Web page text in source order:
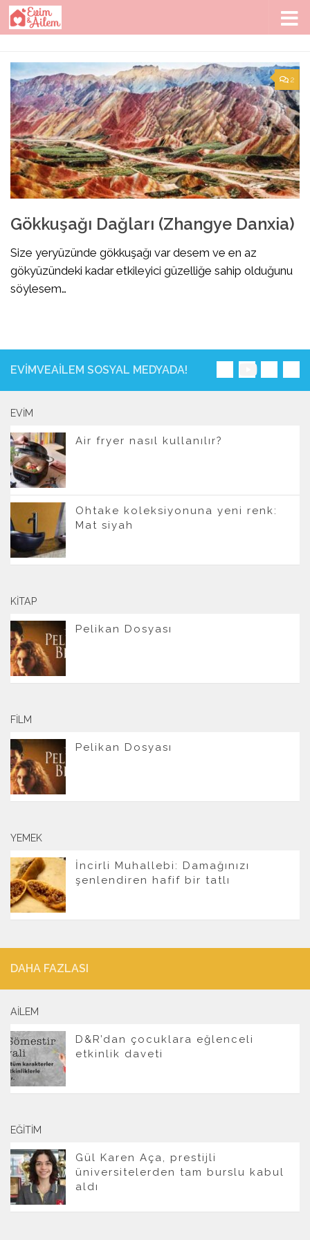
Skip to content
2
Gökkuşağı Dağları (Zhangye Danxia)
Size yeryüzünde gökkuşağı var desem ve en az
gökyüzündeki kadar etkileyici güzelliğe sahip olduğunu
söylesem…
EVIMVEAILEM SOSYAL MEDYADA!
EVIM
Air fryer nasıl kullanılır?
Ohtake koleksiyonuna yeni renk:
Mat siyah
KITAP
Pelikan Dosyası
FILM
Pelikan Dosyası
YEMEK
İncirli Muhallebi: Damağınızı
şenlendiren hafif bir tatlı
DAHA FAZLASI
AILEM
D&R’dan çocuklara eğlenceli
etkinlik daveti
EĞITIM
Gül Karen Aça, prestijli
üniversitelerden tam burslu kabul
aldı